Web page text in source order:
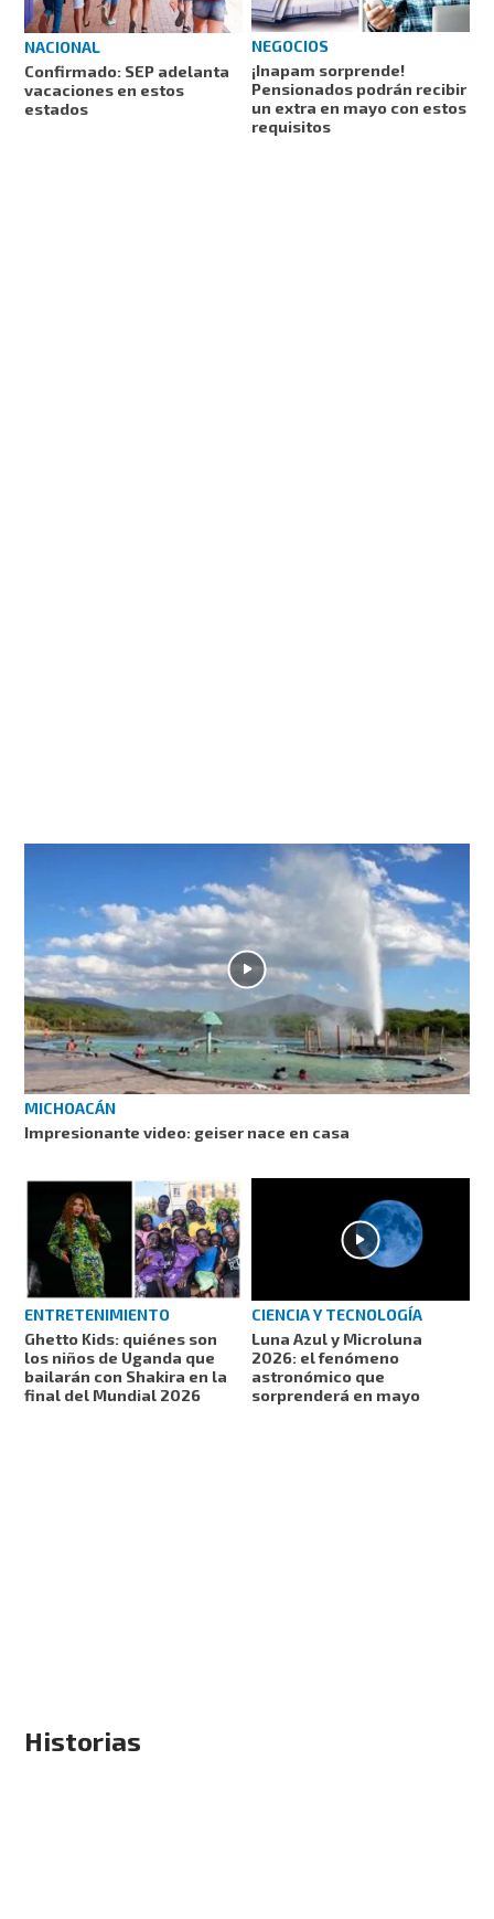
NACIONAL
Confirmado: SEP adelanta
vacaciones en estos
estados
NEGOCIOS
¡Inapam sorprende!
Pensionados podrán recibir
un extra en mayo con estos
requisitos
MICHOACÁN
Impresionante video: geiser nace en casa
ENTRETENIMIENTO
Ghetto Kids: quiénes son
los niños de Uganda que
bailarán con Shakira en la
final del Mundial 2026
CIENCIA Y TECNOLOGÍA
Luna Azul y Microluna
2026: el fenómeno
astronómico que
sorprenderá en mayo
Historias